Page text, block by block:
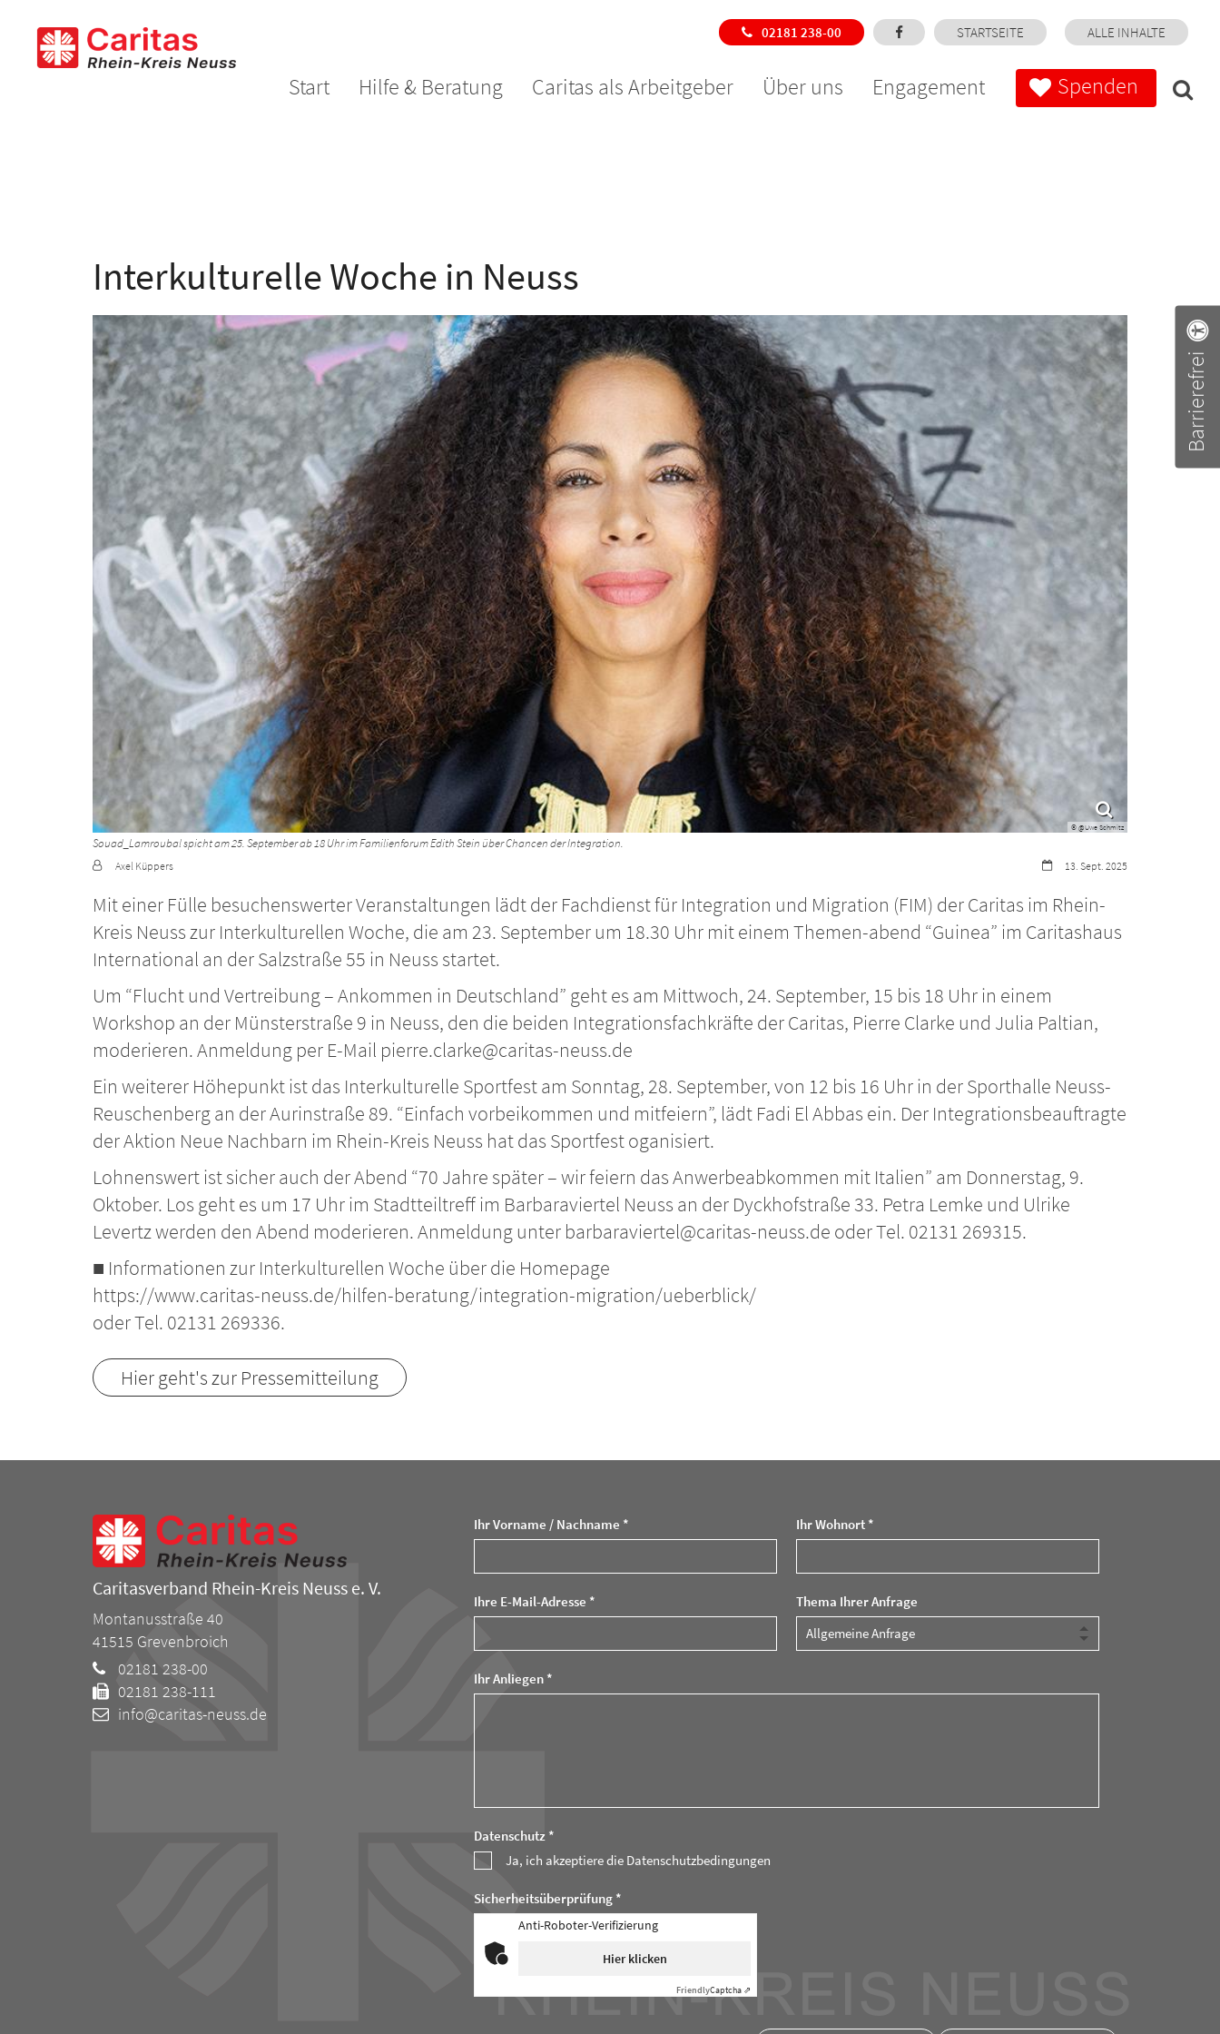
02181 238-00 STARTSEITE ALLE INHALTE
Start Hilfe & Beratung Caritas als Arbeitgeber Über uns Engagement Spenden
Barrierefrei
Interkulturelle Woche in Neuss
© @Uwe Schmitz
Souad_Lamroubal spicht am 25. September ab 18 Uhr im Familienforum Edith Stein über Chancen der Integration.
Datum:13. Sept. 2025
Von: Axel Küppers
Mit einer Fülle besuchenswerter Veranstaltungen lädt der Fachdienst für Integration und Migration (FIM) der Caritas im Rhein-
Kreis Neuss zur Interkulturellen Woche, die am 23. September um 18.30 Uhr mit einem Themen-abend “Guinea” im Caritashaus
International an der Salzstraße 55 in Neuss startet.
Um “Flucht und Vertreibung – Ankommen in Deutschland” geht es am Mittwoch, 24. September, 15 bis 18 Uhr in einem
Workshop an der Münsterstraße 9 in Neuss, den die beiden Integrationsfachkräfte der Caritas, Pierre Clarke und Julia Paltian,
moderieren. Anmeldung per E-Mail pierre.clarke@caritas-neuss.de
Ein weiterer Höhepunkt ist das Interkulturelle Sportfest am Sonntag, 28. September, von 12 bis 16 Uhr in der Sporthalle Neuss-
Reuschenberg an der Aurinstraße 89. “Einfach vorbeikommen und mitfeiern”, lädt Fadi El Abbas ein. Der Integrationsbeauftragte
der Aktion Neue Nachbarn im Rhein-Kreis Neuss hat das Sportfest oganisiert.
Lohnenswert ist sicher auch der Abend “70 Jahre später – wir feiern das Anwerbeabkommen mit Italien” am Donnerstag, 9.
Oktober. Los geht es um 17 Uhr im Stadtteiltreff im Barbaraviertel Neuss an der Dyckhofstraße 33. Petra Lemke und Ulrike
Levertz werden den Abend moderieren. Anmeldung unter barbaraviertel@caritas-neuss.de oder Tel. 02131 269315.
■ Informationen zur Interkulturellen Woche über die Homepage
https://www.caritas-neuss.de/hilfen-beratung/integration-migration/ueberblick/
oder Tel. 02131 269336.
Hier geht's zur Pressemitteilung
Ihr Vorname / Nachname * Ihr Wohnort *
Ihre E-Mail-Adresse * Thema Ihrer Anfrage
Ihr Anliegen *
Datenschutz *
Ja, ich akzeptiere die Datenschutzbedingungen
Sicherheitsüberprüfung *
Anti-Roboter-Verifizierung
Hier klicken
FriendlyCaptcha ⇗
Caritasverband Rhein-Kreis Neuss e. V.
Montanusstraße 40
41515 Grevenbroich
02181 238-00
02181 238-111
info@caritas-neuss.de